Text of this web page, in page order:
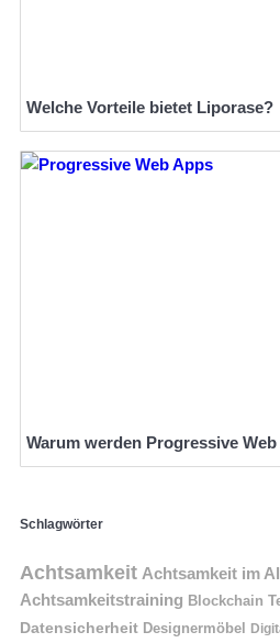
Welche Vorteile bietet Liporase?
Warum werden Progressive
Schlagwörter
Achtsamkeit Achtsamkeit im
Achtsamkeitstraining Blockchain
Datensicherheit Designermöbel